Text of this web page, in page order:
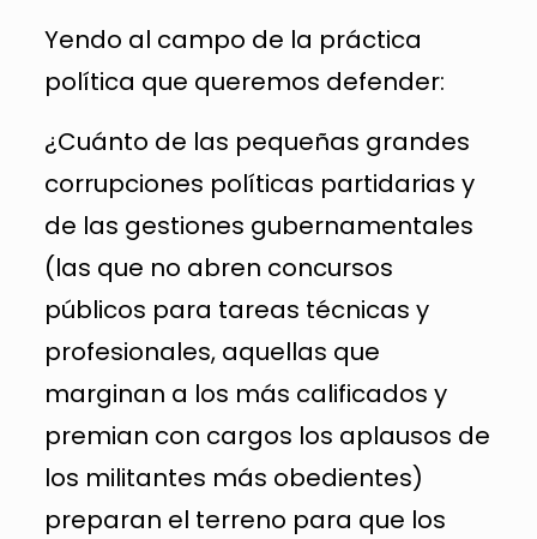
Yendo al campo de la práctica
política que queremos defender:
¿Cuánto de las pequeñas grandes
corrupciones políticas partidarias y
de las gestiones gubernamentales
(las que no abren concursos
públicos para tareas técnicas y
profesionales, aquellas que
marginan a los más calificados y
premian con cargos los aplausos de
los militantes más obedientes)
preparan el terreno para que los